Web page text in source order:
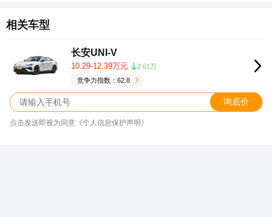
相关车型
长安UNI-V
10.29-12.39万元
2.61万
竞争力指数：62.8
询底价
点击发送即视为同意《个人信息保护声明》